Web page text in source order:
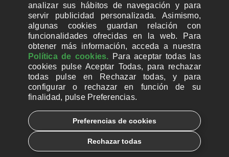
CUENTAS BANCARIAS PARA DONAR
analizar sus hábitos de navegación y para
servir publicidad personalizada. Asimismo,
algunas cookies guardan relación con
funcionalidades ofrecidas en la web. Para
obtener más información, acceda a nuestra
Política de cookies. Para aceptar todas las
cookies pulse Aceptar Todas, para rechazar
todas pulse en Rechazar todas, y para
configurar o rechazar en función de su
finalidad, pulse Preferencias.
Preferencias de cookies
Rechazar todas